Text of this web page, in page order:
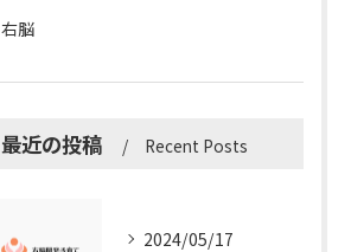
右脳
最近の投稿 Recent Posts
2024/05/17